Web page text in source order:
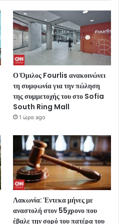
Ο Όμιλος Fourlis ανακοινώνει
τη συμφωνία για την πώληση
της συμμετοχής του στο Sofia
South Ring Mall
1 ώρα ago
Λακωνία: Έντεκα μήνες με
αναστολή στον 55χρονο που
έβαλε την σορό του πατέρα του